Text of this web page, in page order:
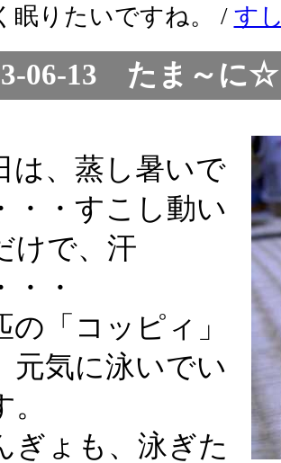
眠りたいですね。 / す
06-13 たま～に
は、蒸し暑いで
・・すこし動い
けで、汗
・・
の「コッピィ」
元気に泳いでい
。
ぎょも、泳ぎた